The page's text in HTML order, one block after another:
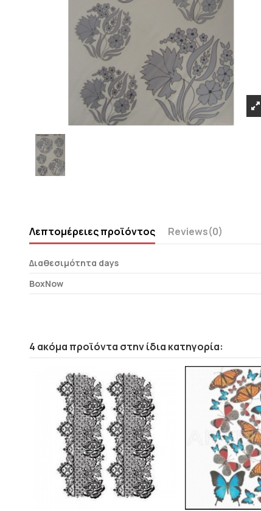
Λεπτομέρειες προϊόντος Reviews(0)
Διαθεσιμότητα days
BoxNow
4 ακόμα προϊόντα στην ίδια κατηγορία: